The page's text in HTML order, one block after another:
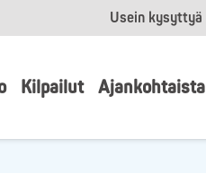
Usein kysyttyä
Kilpailut Ajankohtaista